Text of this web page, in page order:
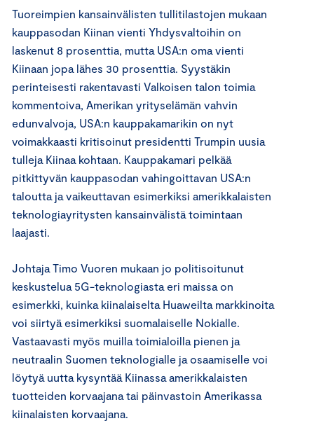
Tuoreimpien kansainvälisten tullitilastojen mukaan
kauppasodan Kiinan vienti Yhdysvaltoihin on
laskenut 8 prosenttia, mutta USA:n oma vienti
Kiinaan jopa lähes 30 prosenttia. Syystäkin
perinteisesti rakentavasti Valkoisen talon toimia
kommentoiva, Amerikan yrityselämän vahvin
edunvalvoja, USA:n kauppakamarikin on nyt
voimakkaasti kritisoinut presidentti Trumpin uusia
tulleja Kiinaa kohtaan. Kauppakamari pelkää
pitkittyvän kauppasodan vahingoittavan USA:n
taloutta ja vaikeuttavan esimerkiksi amerikkalaisten
teknologiayritysten kansainvälistä toimintaan
laajasti.
Johtaja Timo Vuoren mukaan jo politisoitunut
keskustelua 5G-teknologiasta eri maissa on
esimerkki, kuinka kiinalaiselta Huaweilta markkinoita
voi siirtyä esimerkiksi suomalaiselle Nokialle.
Vastaavasti myös muilla toimialoilla pienen ja
neutraalin Suomen teknologialle ja osaamiselle voi
löytyä uutta kysyntää Kiinassa amerikkalaisten
tuotteiden korvaajana tai päinvastoin Amerikassa
kiinalaisten korvaajana.